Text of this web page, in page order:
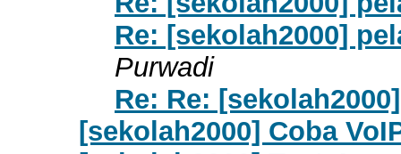
Re: [sekolah2000]
Purwadi
Re: Re:
[sekolah2000] Coba